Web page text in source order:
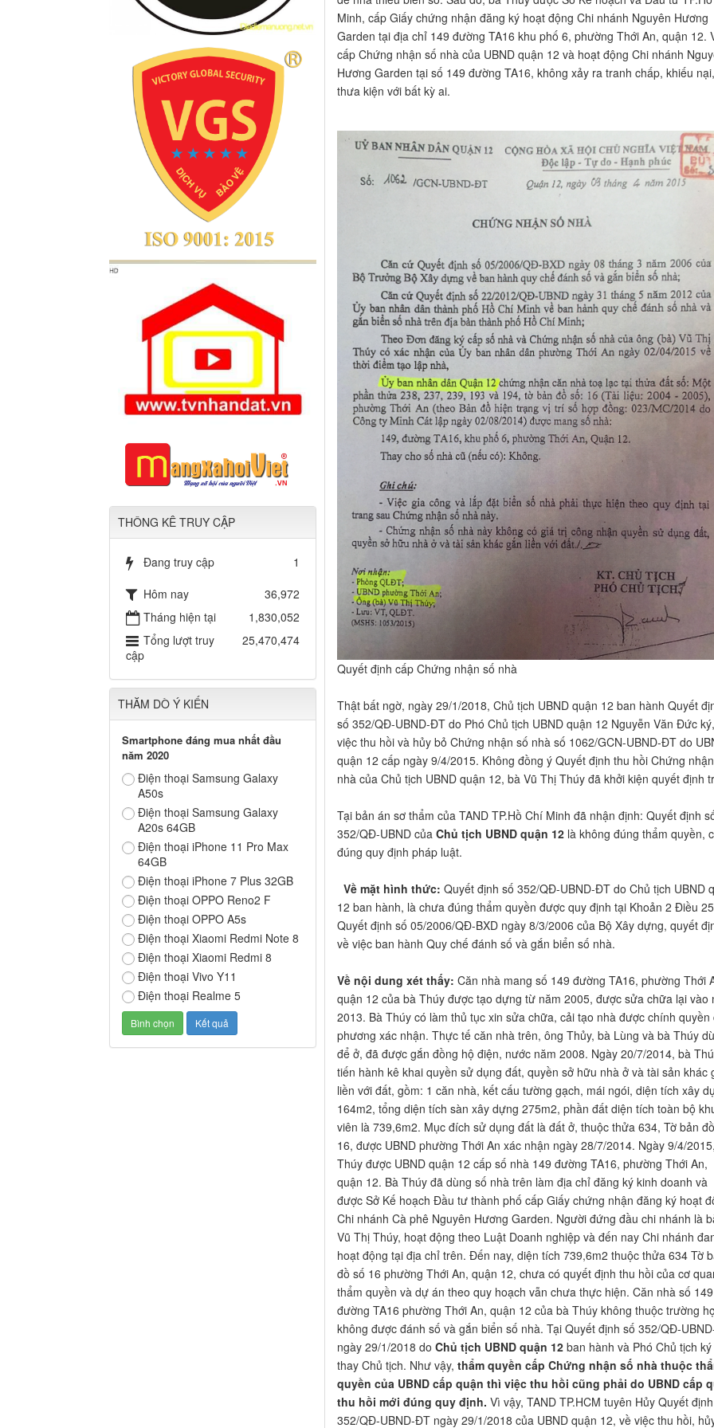
Minh, cấp Giấy chứng nhận đăng ký hoạt động Chi nhánh Nguyên Hương
Garden tại địa chỉ 149 đường TA16 khu phố 6, phường Thới An, quận 12.
cấp Chứng nhận số nhà của UBND quận 12 và hoạt động Chi nhánh
Hương Garden tại số 149 đường TA16, không xảy ra tranh chấp, khiếu nại,
thưa kiện với bất kỳ ai.
Quyết định cấp Chứng nhận số nhà
Thật bất ngờ, ngày 29/1/2018, Chủ tịch UBND quận 12 ban hành Quyết
số 352/QĐ-UBND-ĐT do Phó Chủ tịch UBND quận 12 Nguyễn Văn Đức
việc thu hồi và hủy bỏ Chứng nhận số nhà số 1062/GCN-UBND-ĐT do
quận 12 cấp ngày 9/4/2015. Không đồng ý Quyết định thu hồi Chứng
nhà của Chủ tịch UBND quận 12, bà Vũ Thị Thúy đã khởi kiện quyết định
Tại bản án sơ thẩm của TAND TP.Hồ Chí Minh đã nhận định: Quyết định
352/QĐ-UBND của Chủ tịch UBND quận 12 là không đúng thẩm quyền,
đúng quy định pháp luật.
Về mặt hình thức: Quyết định số 352/QĐ-UBND-ĐT do Chủ tịch UBND
12 ban hành, là chưa đúng thẩm quyền được quy định tại Khoản 2 Điều 25
Quyết định số 05/2006/QĐ-BXD ngày 8/3/2006 của Bộ Xây dựng, quyết
về việc ban hành Quy chế đánh số và gắn biển số nhà.
Về nội dung xét thấy: Căn nhà mang số 149 đường TA16, phường Thới
quận 12 của bà Thúy được tạo dựng từ năm 2005, được sửa chữa lại vào
2013. Bà Thúy có làm thủ tục xin sửa chữa, cải tạo nhà được chính quyền
phương xác nhận. Thực tế căn nhà trên, ông Thủy, bà Lùng và bà Thúy
để ở, đã được gắn đồng hộ điện, nước năm 2008. Ngày 20/7/2014, bà
tiến hành kê khai quyền sử dụng đất, quyền sở hữu nhà ở và tài sản khác
liền với đất, gồm: 1 căn nhà, kết cấu tường gạch, mái ngói, diện tích xây
164m2, tổng diện tích sàn xây dựng 275m2, phần đất diện tích toàn bộ
viên là 739,6m2. Mục đích sử dụng đất là đất ở, thuộc thửa 634, Tờ bản
16, được UBND phường Thới An xác nhận ngày 28/7/2014. Ngày 9/4/
Thúy được UBND quận 12 cấp số nhà 149 đường TA16, phường Thới An,
quận 12. Bà Thúy đã dùng số nhà trên làm địa chỉ đăng ký kinh doanh và
được Sở Kế hoạch Đầu tư thành phố cấp Giấy chứng nhận đăng ký hoạt
Chi nhánh Cà phê Nguyên Hương Garden. Người đứng đầu chi nhánh là
Vũ Thị Thúy, hoạt động theo Luật Doanh nghiệp và đến nay Chi nhánh
hoạt động tại địa chỉ trên. Đến nay, diện tích 739,6m2 thuộc thửa 634 Tờ
đồ số 16 phường Thới An, quận 12, chưa có quyết định thu hồi của cơ
thẩm quyền và dự án theo quy hoạch vẫn chưa thực hiện. Căn nhà số 149
đường TA16 phường Thới An, quận 12 của bà Thúy không thuộc trường
không được đánh số và gắn biển số nhà. Tại Quyết định số 352/QĐ-
ngày 29/1/2018 do Chủ tịch UBND quận 12 ban hành và Phó Chủ tịch ký
thay Chủ tịch. Như vậy, thẩm quyền cấp Chứng nhận số nhà thuộc
quyền của UBND cấp quận thì việc thu hồi cũng phải do UBND cấp
thu hồi mới đúng quy định. Vì vậy, TAND TP.HCM tuyên Hủy Quyết
352/QĐ-UBND-ĐT ngày 29/1/2018 của UBND quận 12, về việc thu hồi,
THÔNG KÊ TRUY CẬP
Đang truy cập
1
Hôm nay
36,972
Tháng hiện tại
1,830,052
Tổng lượt truy
cập
25,470,474
THĂM DÒ Ý KIẾN
Smartphone đáng mua nhất đầu
năm 2020
Điện thoại Samsung Galaxy
A50s
Điện thoại Samsung Galaxy
A20s 64GB
Điện thoại iPhone 11 Pro Max
64GB
Điện thoại iPhone 7 Plus 32GB
Điện thoại OPPO Reno2 F
Điện thoại OPPO A5s
Điện thoại Xiaomi Redmi Note 8
Điện thoại Xiaomi Redmi 8
Điện thoại Vivo Y11
Điện thoại Realme 5